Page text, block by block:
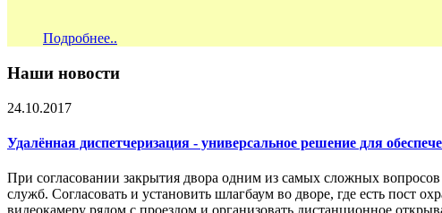
Подробнее..
Наши новости
24.10.2017
Удалённая диспетчеризация - универсальное решение для
При согласовании закрытия двора одним из самых сложных
служб. Согласовать и установить шлагбаум во дворе, где есть пост